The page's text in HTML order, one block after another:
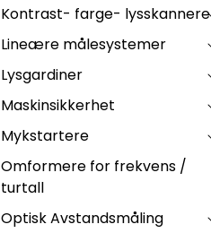
Kontrast- farge- lysskannere
Lineære målesystemer
Lysgardiner
Maskinsikkerhet
Mykstartere
Omformere for frekvens /
turtall
Optisk Avstandsmåling